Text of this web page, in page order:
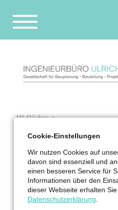
überspringen
IB Röder
Krankenhaus- und
Neubau Altenzentrum in
2014–2016
Neubau Altenzentrum in
und Sozialstation
Cookie-Einstellungen
Wir nutzen Cookies auf
davon sind essenziell und
einen besseren Service für
Informationen über den
dieser Webseite erhalten
Datenschutzerklärung